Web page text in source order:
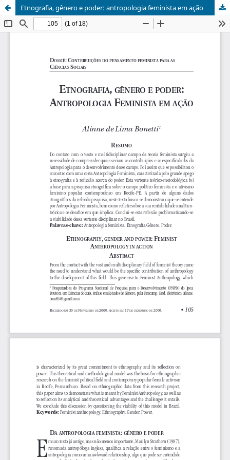
Etnografia, gênero e poder: antropologia feminista em ação